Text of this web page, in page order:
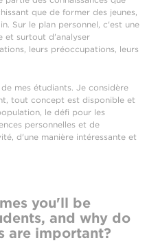
que de former des jeunes,
Sur le plan personnel, c'est une
et surtout d'analyser
leurs préoccupations, leurs
mes étudiants. Je considère
tout concept est disponible et
le défi pour les
personnelles et de
d'une manière intéressante et
you'll be
and why do
are important?